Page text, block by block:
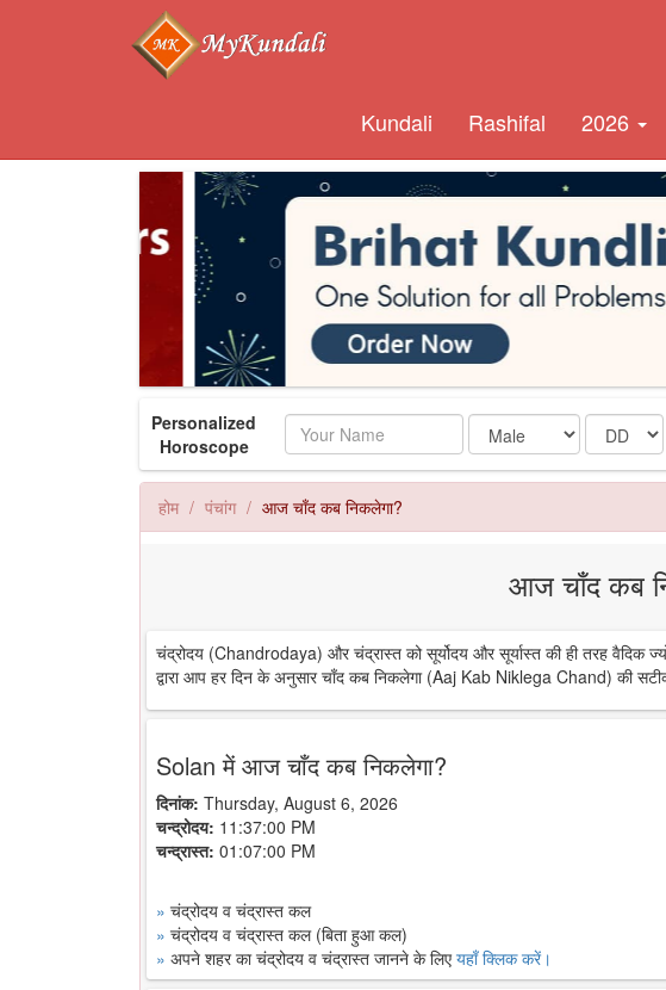
Kundali Rashifal 2026
Personalized
Horoscope
Name Date
होम पंचांग आज चाँद कब निकलेगा?
आज चाँद कब
चंद्रोदय (Chandrodaya) और चंद्रास्त को सूर्योदय और सूर्यास्त की ही तरह वैदिक
द्वारा आप हर दिन के अनुसार चाँद कब निकलेगा (Aaj Kab Niklega Chand) की
Solan में आज चाँद कब निकलेगा?
दिनांक: Thursday, August 6, 2026
चन्द्रोदय: 11:37:00 PM
चन्द्रास्त: 01:07:00 PM
» चंद्रोदय व चंद्रास्त कल
» चंद्रोदय व चंद्रास्त कल (बिता हुआ कल)
» अपने शहर का चंद्रोदय व चंद्रास्त जानने के लिएयहाँ क्लिक करें।